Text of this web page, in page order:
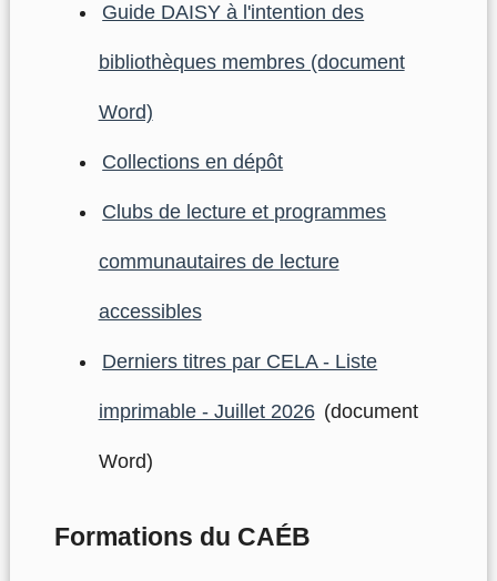
Guide DAISY à l'intention des
bibliothèques membres (document
Word)
Collections en dépôt
Clubs de lecture et programmes
communautaires de lecture
accessibles
Derniers titres par CELA - Liste
imprimable - Juillet 2026 (document
Word)
Formations du CAÉB